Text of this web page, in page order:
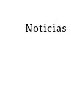
Noticias